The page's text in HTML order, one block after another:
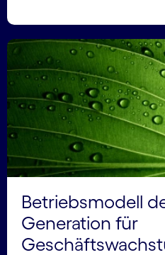
Betriebsmodell
Generation für